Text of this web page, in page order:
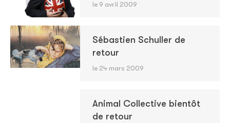
le 9 avril 2009
Sébastien Schuller de
retour
le 24 mars 2009
Animal Collective bientôt
de retour